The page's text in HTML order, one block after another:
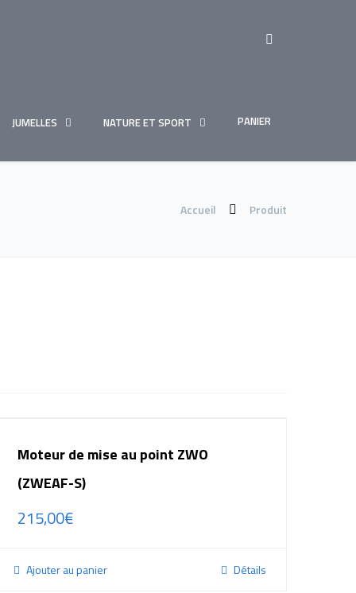
JUMELLES NATURE ET SPORT PANIER
Accueil Produit
Moteur de mise au point ZWO
(ZWEAF-S)
215,00€
Ajouter au panier Détails